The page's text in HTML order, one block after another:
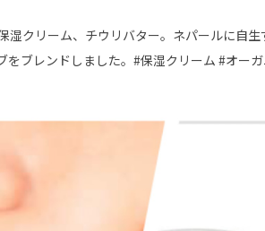
湿クリーム、チウリバター。ネパールに自
ブレンドしました。#保湿クリーム #オー